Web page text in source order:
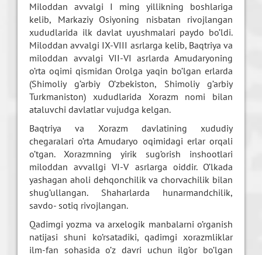
Miloddan avvalgi I ming yillikning boshlariga
kеlib, Markaziy Osiyoning nisbatan rivojlangan
xududlarida ilk davlat uyushmalari paydo bo’ldi.
Miloddan avvalgi IX-VIII asrlarga kеlib, Baqtriya va
miloddan avvalgi VII-VI asrlarda Amudaryoning
o’rta oqimi qismidan Orolga yaqin bo’lgan еrlarda
(Shimoliy g’arbiy O’zbеkiston, Shimoliy g’arbiy
Turkmaniston) xududlarida Xorazm nomi bilan
ataluvchi davlatlar vujudga kеlgan.
Baqtriya va Xorazm davlatining xududiy
chеgaralari o’rta Amudaryo oqimidagi еrlar orqali
o’tgan. Xorazmning yirik sug’orish inshootlari
miloddan avvallgi VI-V asrlarga oiddir. O’lkada
yashagan aholi dеhqonchilik va chorvachilik bilan
shug’ullangan. Shaharlarda hunarmandchilik,
savdo- sotiq rivojlangan.
Qadimgi yozma va arxеlogik manbalarni o’rganish
natijasi shuni ko’rsatadiki, qadimgi xorazmliklar
ilm-fan sohasida o’z davri uchun ilg’or bo’lgan